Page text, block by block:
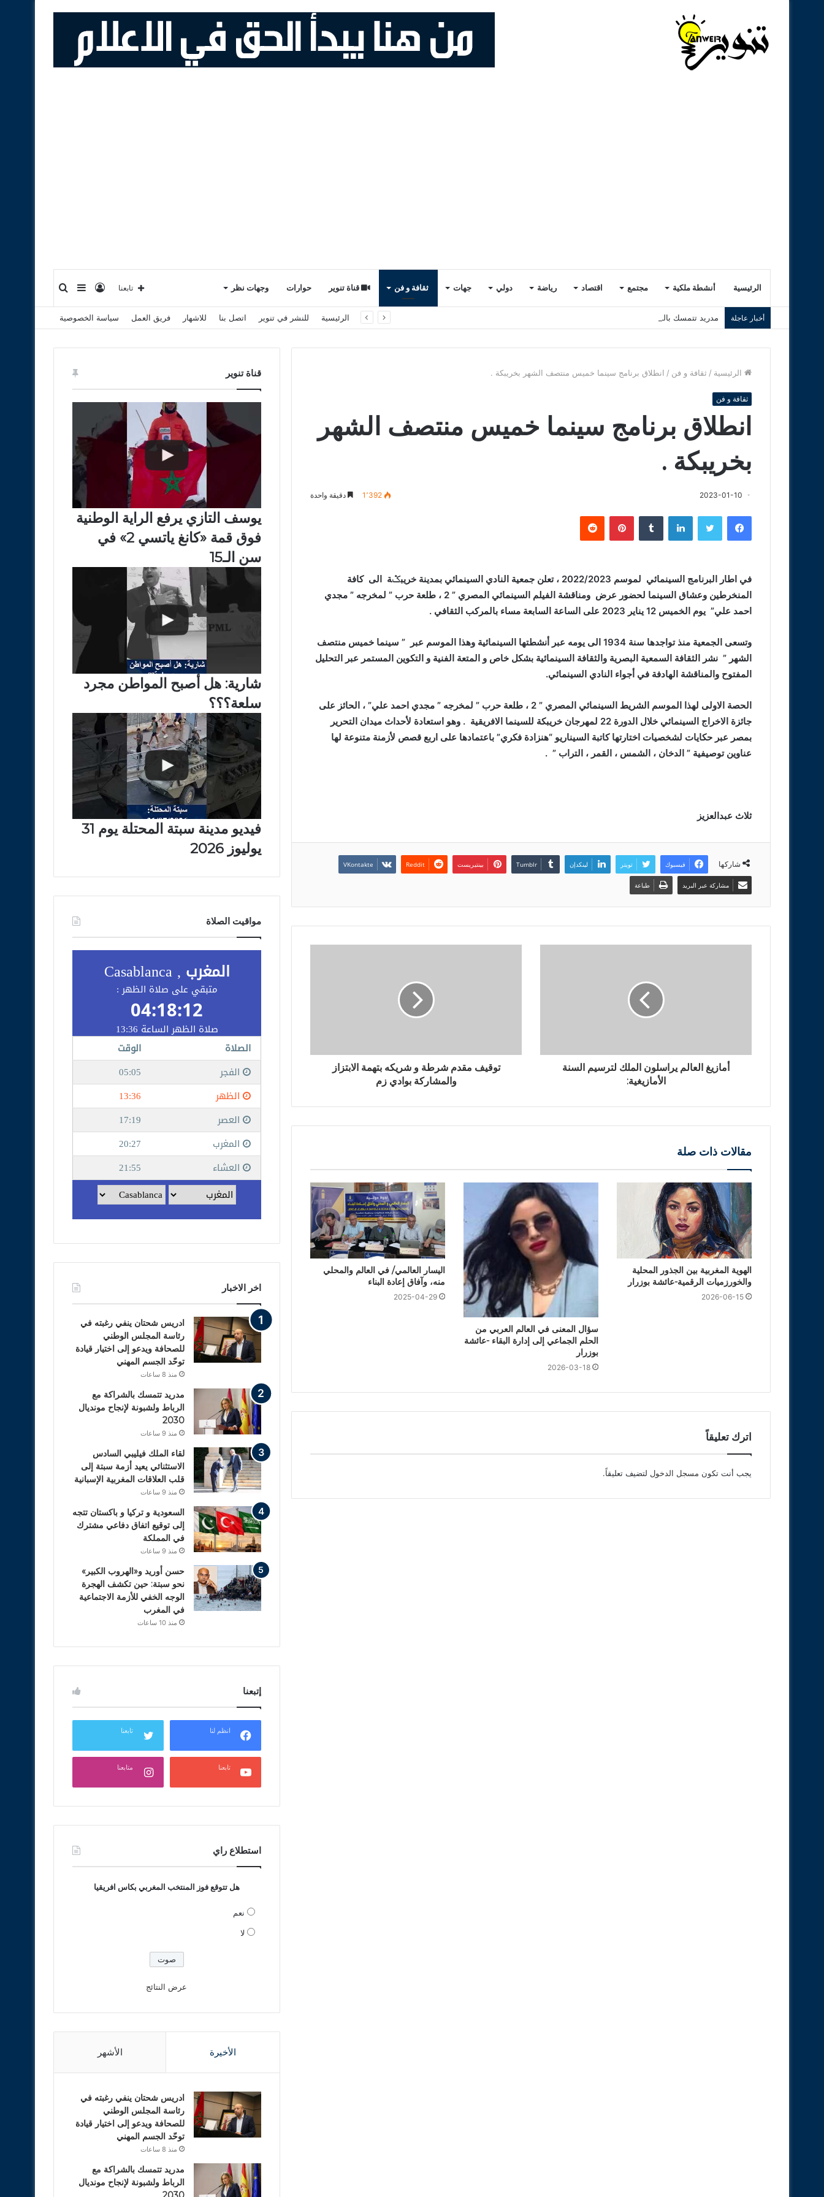
الرئيسية أنشطة ملكية مجتمع اقتصاد رياضة دولي جهات ثقافة و فن قناة تنوير حوارات وجهات نظر إضافة
عمود
تسجيل
الدخول
تابعنا
أخبار عاجلة مدريد تتمسك بالشراكة مع الرباط ولشبونة لإنجاح مونديال 2030 الرئيسية للنشر في تنوير اتصل بنا للاشهار فريق العمل سياسة الخصوصية
الرئيسية / ثقافة و فن / انطلاق برنامج سينما خميس منتصف الشهر بخريبكة .
ثقافة و فن
انطلاق برنامج سينما خميس منتصف الشهر
بخريبكة .
2023-01-10 1٬392 دقيقة واحدة
فيسبوك لينكدإن بينتيريست
في اطار البرنامج السينمائي لموسم 2022/2023 ، تعلن جمعية النادي السينمائي بمدينة خريبݣة الى كافة
المنخرطين وعشاق السينما لحضور عرض ومناقشة الفيلم السينمائي المصري ” 2 ، طلعة حرب ” لمخرجه ” مجدي
احمد علي” يوم الخميس 12 يناير 2023 على الساعة السابعة مساء بالمركب الثقافي
.
وتسعى الجمعية منذ تواجدها سنة 1934 الى يومه عبر أنشطتها السينمائية وهذا الموسم عبر ” سينما خميس منتصف
الشهر ” نشر الثقافة السمعية البصرية والثقافة السينمائية بشكل خاص و المتعة الفنية و التكوين المستمر عبر التحليل
المفتوح والمناقشة الهادفة في أجواء النادي السينمائي.
الحصة الاولى لهذا الموسم الشريط السينمائي المصري ” 2 ، طلعة حرب ” لمخرجه ” مجدي احمد علي” ، الحائز على
جائزة الاخراج السينمائي خلال الدورة 22 لمهرجان خريبكة للسينما الافريقية . وهو استعادة لأحداث ميدان التحرير
بمصر عبر حكايات لشخصيات اختارتها كاتبة السيناريو “هنزادة فكري” باعتمادها على اربع قصص لأزمنة متنوعة لها
عناوين توصيفية ” الدخان ، الشمس ، القمر ، التراب ” .
ثلاث عبدالعزيز
شاركها فيسبوك تويتر لينكدإن بينتيريست
مشاركة عبر البريد طباعة
أمازيغ العالم يراسلون الملك لترسيم السنة
الأمازيغية:
توقيف مقدم شرطة و شريكه بتهمة الابتزاز
والمشاركة بوادي زم
مقالات ذات صلة
الهوية المغربية بين الجذور المحلية
والخورزميات الرقمية-عائشة بوزرار
2026-06-15
سؤال المعنى في العالم العربي من
الحلم الجماعي إلى إدارة البقاء -عائشة
بوزرار
2026-03-18
اليسار العالمي/ في العالم والمحلي
منه، وآفاق إعادة البناء
2025-04-29
اترك تعليقاً
يجب أنت تكون مسجل الدخول لتضيف تعليقاً.
قناة تنوير
يوسف التازي يرفع الراية الوطنية
فوق قمة «كانغ ياتسي 2» في
سن الـ15
شارية: هل أصبح المواطن مجرد
سلعة؟؟؟
فيديو مدينة سبتة المحتلة يوم 31
يوليوز 2026
مواقيت الصلاة
اخر الاخبار
ادريس شحتان ينفي رغبته في
رئاسة المجلس الوطني
للصحافة ويدعو إلى اختيار قيادة
توحّد الجسم المهني
منذ 8 ساعات
مدريد تتمسك بالشراكة مع
الرباط ولشبونة لإنجاح مونديال
2030
منذ 9 ساعات
لقاء الملك فيليبي السادس
الاستثنائي يعيد أزمة سبتة إلى
قلب العلاقات المغربية الإسبانية
منذ 9 ساعات
السعودية و تركيا و باكستان تتجه
إلى توقيع اتفاق دفاعي مشترك
في المملكة
منذ 9 ساعات
حسن أوريد و«الهروب الكبير»
نحو سبتة: حين تكشف الهجرة
الوجه الخفي للأزمة الاجتماعية
في المغرب
منذ 10 ساعات
إتبعنا
انظم لنا تابعنا
تابعنا متابعنا
استطلاع راي
هل تتوقع فوز المنتخب المغربي بكاس افريقيا
نعم
لا
عرض النتائج
الأخيرة الأشهر
ادريس شحتان ينفي رغبته في
رئاسة المجلس الوطني
للصحافة ويدعو إلى اختيار قيادة
توحّد الجسم المهني
منذ 8 ساعات
مدريد تتمسك بالشراكة مع
الرباط ولشبونة لإنجاح مونديال